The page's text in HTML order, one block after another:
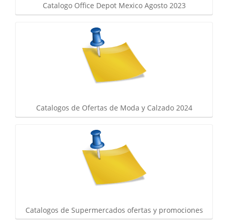
Catalogo Office Depot Mexico Agosto 2023
Catalogos de Ofertas de Moda y Calzado 2024
Catalogos de Supermercados ofertas y promociones